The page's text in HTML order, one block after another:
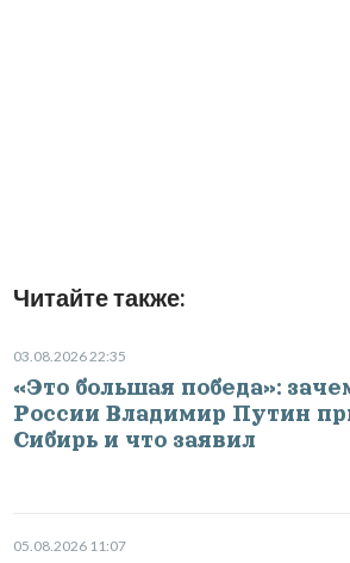
Читайте также:
03.08.2026 22:35
«Это большая победа»:
России Владимир Путин
Сибирь и что заявил
05.08.2026 11:07